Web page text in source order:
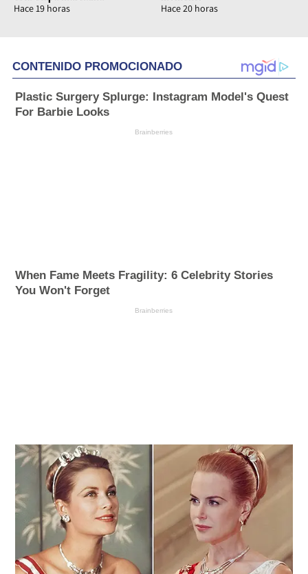
Hace 19 horas Hace 20 horas